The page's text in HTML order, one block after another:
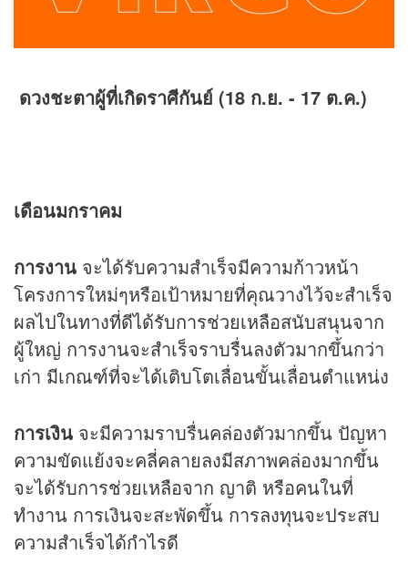
ดวงชะตาผู้ที่เกิดราศีกันย์ (18 ก.ย. - 17 ต.ค.)
เดือนมกราคม
การงาน จะได้รับความสำเร็จมีความก้าวหน้า
โครงการใหม่ๆหรือเป้าหมายที่คุณวางไว้จะสำเร็จ
ผลไปในทางที่ดีได้รับการช่วยเหลือสนับสนุนจาก
ผู้ใหญ่ การงานจะสำเร็จราบรื่นลงตัวมากขึ้นกว่า
เก่า มีเกณฑ์ที่จะได้เติบโตเลื่อนขั้นเลื่อนตำแหน่ง
การเงิน จะมีความราบรื่นคล่องตัวมากขึ้น ปัญหา
ความขัดแย้งจะคลี่คลายลงมีสภาพคล่องมากขึ้น
จะได้รับการช่วยเหลือจาก ญาติ หรือคนในที่
ทำงาน การเงินจะสะพัดขึ้น การลงทุนจะประสบ
ความสำเร็จได้กำไรดี